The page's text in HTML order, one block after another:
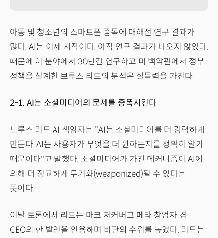
아동 및 청소년의 스마트폰 중독에 대해선 연구 결과가
많다. AI는 이제 시작이다. 아직 연구 결과가 나오지 않았다.
때문에 이 분야에서 30년간 연구하고 미 백악관에서 정부
정책을 설계한 브루스 리드의 분석은 설득력을 가진다.
2-1. AI는 소셜미디어의 문제를 증폭시킨다
브루스 리드 AI 책임자는 "AI는 소셜미디어를 더 강력하게
만든다. AI는 사용자가 무엇을 더 원하는지를 정확히 알기
때문이다"고 말했다. 소셜미디어가 가진 메커니즘이 AI에
의해 더 정교하게 무기화(weaponized)될 수 있다는
뜻이다.
이날 토론에서 리드는 마크 저커버그 메타 창업자 겸
CEO의 한 발언을 인용하며 비판의 수위를 높였다. 리드는